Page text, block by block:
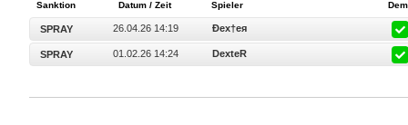
Sanktion Datum / Zeit Spieler
SPRAY 26.04.26 14:19 Ðex†eя
SPRAY 01.02.26 14:24 DexteR